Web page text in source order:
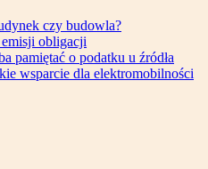
czy budowla?
obligacji
pamiętać o podatku u źródła
wsparcie dla elektromobilności